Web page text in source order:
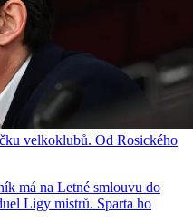
velkoklubů. Od Rosického
má na Letné smlouvu do
Ligy mistrů. Sparta ho